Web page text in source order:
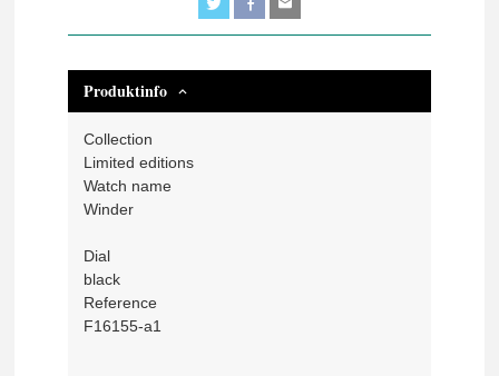
Produktinfo
Collection
Limited editions
Watch name
Winder
Dial
black
Reference
F16155-a1